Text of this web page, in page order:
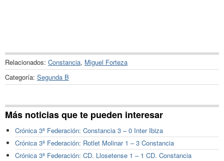
Relacionados: Constancia, Miguel Forteza
Categoría: Segunda B
Más noticias que te pueden interesar
Crónica 3ª Federación: Constancia 3 – 0 Inter Ibiza
Crónica 3ª Federación: Rotlet Molinar 1 – 3 Constancia
Crónica 3ª Federación: CD. Llosetense 1 – 1 CD. Constancia